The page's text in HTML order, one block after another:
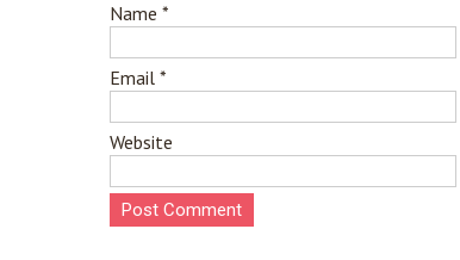
Name *
Email *
Website